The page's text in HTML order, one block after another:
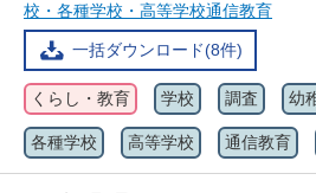
校・各種学校・高等学校通信教育
一括ダウンロード(8件)
くらし・教育 学校 調査 幼
各種学校 高等学校 通信教育